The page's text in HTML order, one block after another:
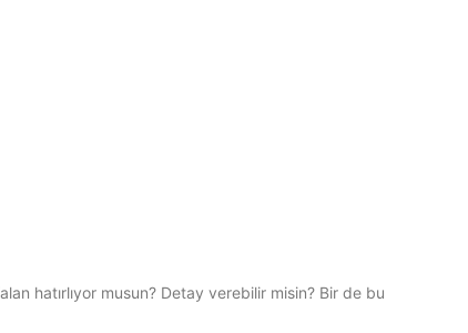
hatırlıyor musun? Detay verebilir misin? Bir de bu